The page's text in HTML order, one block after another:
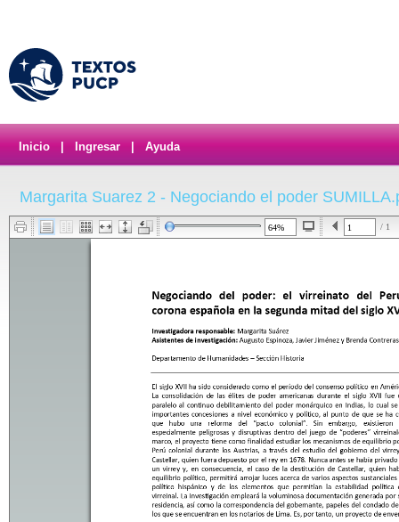
Inicio Ingresar Ayuda
Margarita Suarez 2 - Negociando el poder
/ 1